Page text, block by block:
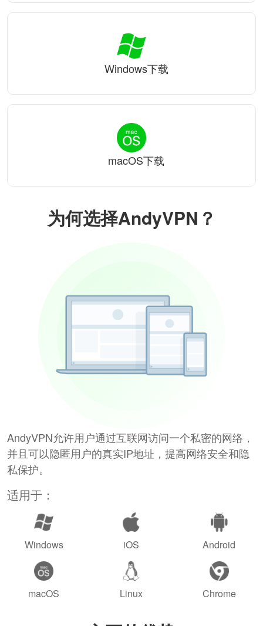
为何选择AndyVPN？
AndyVPN允许用户通过互联网访问一个私密的网络，
并且可以隐匿用户的真实IP地址，提高网络安全和隐
私保护。
适用于：
Windows iOS Android
macOS Linux Chrome
Windows下载
macOS下载